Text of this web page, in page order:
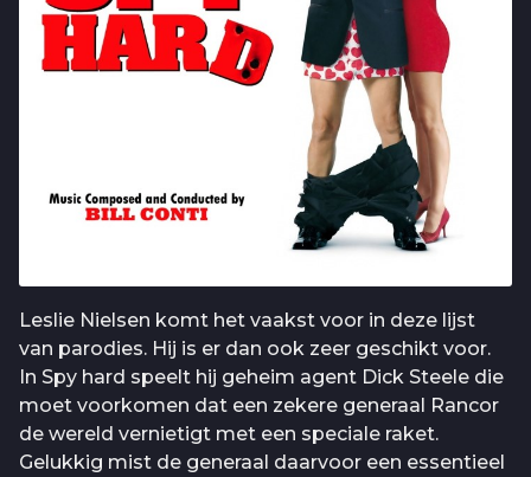
Leslie Nielsen komt het vaakst voor in deze lijst
van parodies. Hij is er dan ook zeer geschikt voor.
In Spy hard speelt hij geheim agent Dick Steele die
moet voorkomen dat een zekere generaal Rancor
de wereld vernietigt met een speciale raket.
Gelukkig mist de generaal daarvoor een essentieel